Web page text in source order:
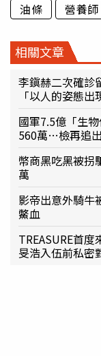
油條 營養師
相關文章
李鎭赫二次確
「以人的姿態出
國軍7.5億「生
560萬…檢再追
幣商黑吃黑被
萬
影帝出意外騎
鱉血
TREASURE首
旻浩入伍前私密